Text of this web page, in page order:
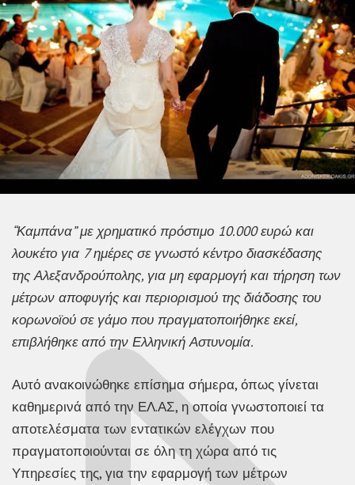
“Καμπάνα” με χρηματικό πρόστιμο 10.000 ευρώ και
λουκέτο για 7 ημέρες σε γνωστό κέντρο διασκέδασης
της Αλεξανδρούπολης, για μη εφαρμογή και τήρηση των
μέτρων αποφυγής και περιορισμού της διάδοσης του
κορωνοϊού σε γάμο που πραγματοποιήθηκε εκεί,
επιβλήθηκε από την Ελληνική Αστυνομία.
Αυτό ανακοινώθηκε επίσημα σήμερα, όπως γίνεται
καθημερινά από την ΕΛ.ΑΣ, η οποία γνωστοποιεί τα
αποτελέσματα των εντατικών ελέγχων που
πραγματοποιούνται σε όλη τη χώρα από τις
Υπηρεσίες της, για την εφαρμογή των μέτρων